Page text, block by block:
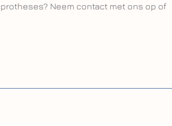
Neem contact met ons op of